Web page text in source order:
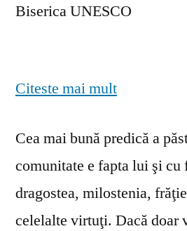
Biserica UNESCO
Citeste mai mult
Cea mai bună predică a
comunitate e fapta lui şi cu
dragostea, milostenia,
celelalte virtuţi. Dacă doar